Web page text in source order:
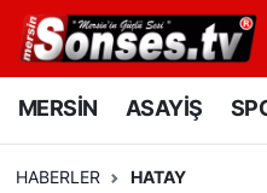
MERSİN ASAYİŞ
HABERLER HATAY
MERSİN
Mersin Nöbetçi